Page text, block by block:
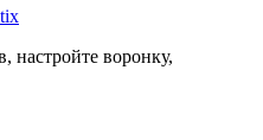
настройте воронку,